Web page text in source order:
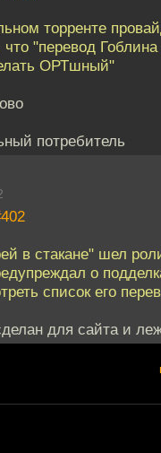
торренте
"перевод
ОРТшный"
потребитель
в стакане" шел
о
список его
для сайта и